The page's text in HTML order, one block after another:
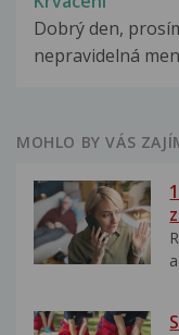
Dobrý den,
nepravidelná
MOHLO BY VÁS